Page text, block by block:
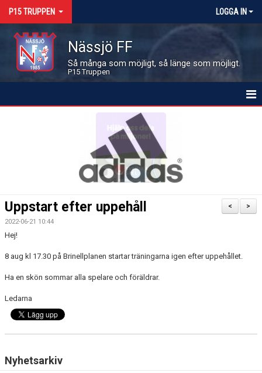
P15 TRUPPEN LOGGA IN
Nässjö FF
Så många som möjligt, så länge som möjligt.
P15 Truppen
LEDARE OCH SPELARE
INFO TRÄNINGSGRUPPEN
>
<
Uppstart efter uppehåll
2022-06-21 10:44
Hej!
8 aug kl 17.30 på Brinellplanen startar träningarna igen efter uppehållet.
Ha en skön sommar alla spelare och föräldrar.
Ledarna
Nyhetsarkiv